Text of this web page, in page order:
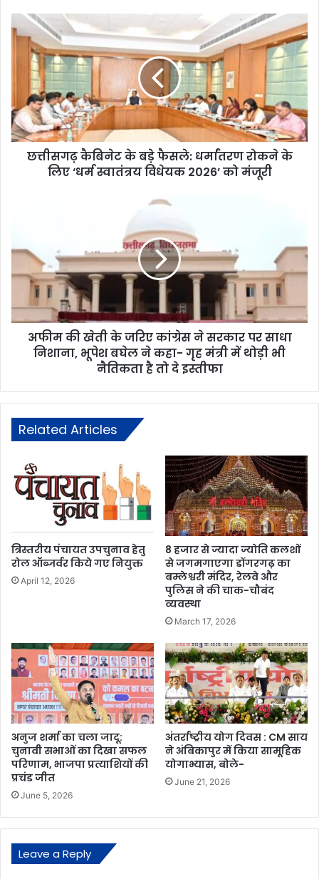
छत्तीसगढ़ कैबिनेट के बड़े फैसले: धर्मांतरण रोकने के
लिए ‘धर्म स्वातंत्रय विधेयक 2026’ को मंजूरी
अफीम की खेती के जरिए कांग्रेस ने सरकार पर साधा
निशाना, भूपेश बघेल ने कहा- गृह मंत्री में थोड़ी भी
नैतिकता है तो दे इस्तीफा
Related Articles
त्रिस्तरीय पंचायत उपचुनाव हेतु
रोल ऑब्जर्वर किये गए नियुक्त
April 12, 2026
8 हजार से ज्यादा ज्योति कलशों
से जगमगाएगा डोंगरगढ़ का
बम्लेश्वरी मंदिर, रेलवे और
पुलिस ने की चाक-चौबंद
व्यवस्था
March 17, 2026
अनुज शर्मा का चला जादू:
चुनावी सभाओं का दिखा सफल
परिणाम, भाजपा प्रत्याशियों की
प्रचंड जीत
June 5, 2026
अंतर्राष्ट्रीय योग दिवस : CM साय
ने अंबिकापुर में किया सामूहिक
योगाभ्यास, बोले-
June 21, 2026
Leave a Reply